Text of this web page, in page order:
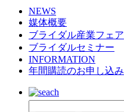
NEWS
媒体概要
ブライダル産業フェア
ブライダルセミナー
INFORMATION
年間購読のお申し込み